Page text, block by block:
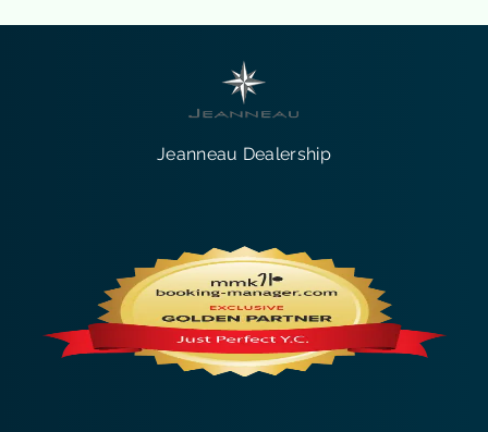
Jeanneau Dealership